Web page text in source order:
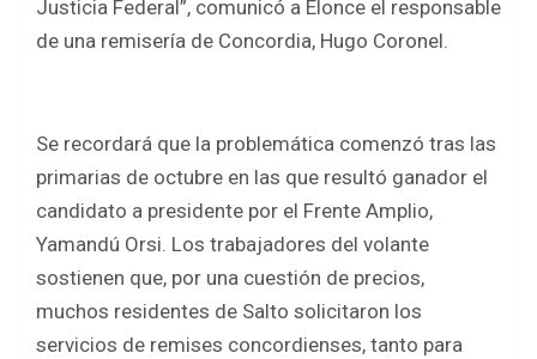
Justicia Federal”, comunicó a Elonce el responsable
de una remisería de Concordia, Hugo Coronel.
Se recordará que la problemática comenzó tras las
primarias de octubre en las que resultó ganador el
candidato a presidente por el Frente Amplio,
Yamandú Orsi. Los trabajadores del volante
sostienen que, por una cuestión de precios,
muchos residentes de Salto solicitaron los
servicios de remises concordienses, tanto para